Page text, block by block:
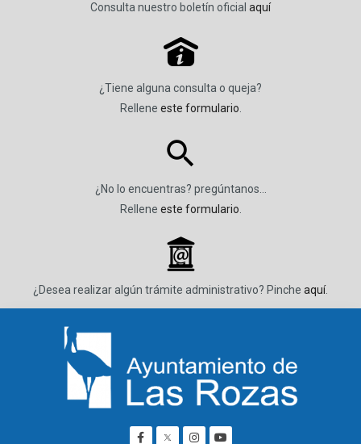
Consulta nuestro boletín oficial aquí
P
¿Tiene alguna consulta o queja?
Rellene este formulario
¿No lo encuentras? pregúntanos…
Rellene este formulario
_
¿Desea realizar algún trámite administrativo? Pinche aquí.